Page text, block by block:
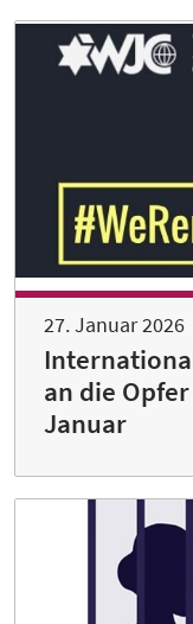
27. Januar 2026
an die
Januar